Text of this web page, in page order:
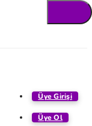
Üye Girişi
Üye Ol